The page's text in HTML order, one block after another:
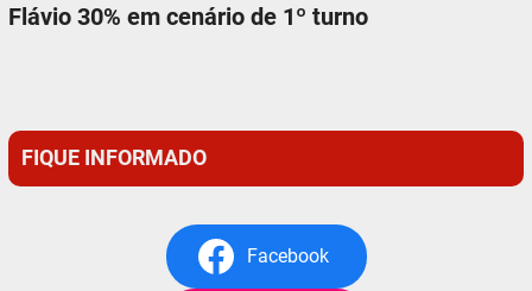
Flávio 30% em cenário de 1º turno
FIQUE INFORMADO
Facebook